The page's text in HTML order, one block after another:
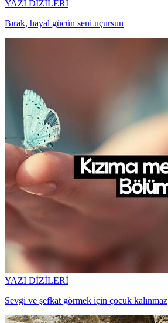
YAZI DİZİLERİ
Bırak, hayal gücün seni uçursun
YAZI DİZİLERİ
Sevgi ve şefkat görmek için çocuk kalınmaz